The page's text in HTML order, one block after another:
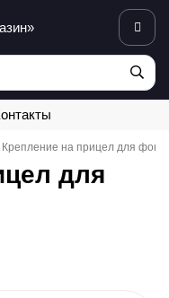
Крепление на прицел для
для